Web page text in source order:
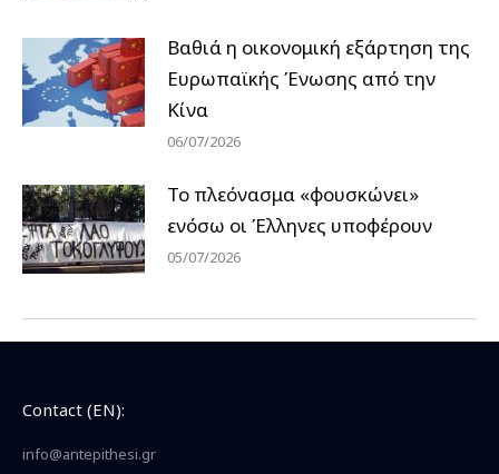
Βαθιά η οικονομική εξάρτηση της
Ευρωπαϊκής Ένωσης από την
Κίνα
06/07/2026
Το πλεόνασμα «φουσκώνει»
ενόσω οι Έλληνες υποφέρουν
05/07/2026
Contact (EN):
info@antepithesi.gr